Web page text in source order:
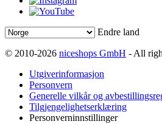
Endre land
© 2010-2026 niceshops GmbH - All
Utgiverinformasjon
Personvern
Generelle vilkår og
Tilgjengelighetserklæring
Personverninnstillinger